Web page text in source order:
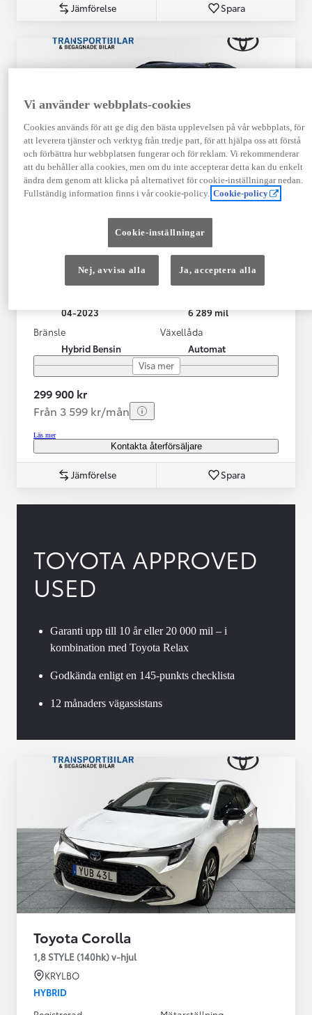
Jämförelse Spara
Toyota Yaris Cross
Toyota Yaris Cross 1,5 Hybrid Adventure Drag V-Hjul
KRYLBO
04-2023
6 289 mil
Bränsle
Hybrid Bensin
Växellåda
Automat
Visa mer
299 900 kr
Från 3 599 kr/mån
Läs mer
Kontakta återförsäljare
Jämförelse Spara
TOYOTA APPROVED
USED
Garanti upp till 10 år eller 20 000 mil – i
kombination med Toyota Relax
Godkända enligt en 145-punkts checklista
12 månaders vägassistans
Toyota Corolla
1,8 STYLE (140hk) v-hjul
KRYLBO
HYBRID
Vi använder webbplats-cookies
Cookies används för att ge dig den bästa upplevelsen på vår webbplats, för
att leverera tjänster och verktyg från tredje part, för att hjälpa oss att förstå
och förbättra hur webbplatsen fungerar och för reklam. Vi rekommenderar
att du behåller alla cookies, men om du inte accepterar detta kan du enkelt
ändra dem genom att klicka på alternativet för cookie-inställningar nedan.
Fullständig information finns i vår cookie-policy. Cookie-policy
Cookie-inställningar
Nej, avvisa alla Ja, acceptera alla